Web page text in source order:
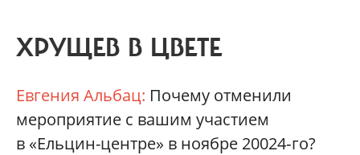
ХРУЩЕВ В ЦВЕТЕ
Евгения Альбац: Почему отменили
мероприятие с вашим участием
в «Ельцин-центре» в ноябре 20024‑го?